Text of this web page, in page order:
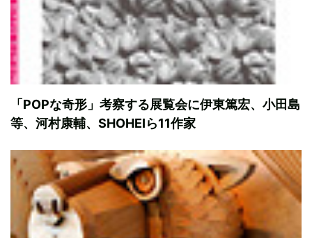
「POPな奇形」考察する展覧会に伊東篤宏、小田島
等、河村康輔、SHOHEIら11作家